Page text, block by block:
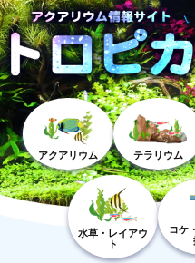
アクアリウム テラリウム
水草・レイアウ
ト
コケ